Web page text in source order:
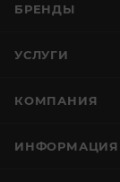
БРЕНДЫ
УСЛУГИ
КОМПАНИЯ
ИНФОРМАЦИЯ